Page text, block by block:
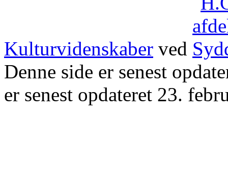
Kulturvidenskaber ved
Denne side er senest
er senest opdateret 23.